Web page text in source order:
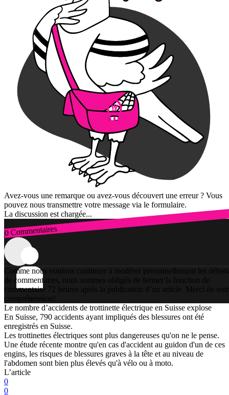
Avez-vous une remarque ou avez-vous découvert une erreur ? Vous
pouvez nous transmettre votre message via le formulaire.
La discussion est chargée...
0 Commentaires
Connexion
Comme nous voulons continuer à modérer personnellement les débats
de commentaires, nous sommes obligés de fermer la fonction de
commentaire 72 heures après la publication d’un article. Merci de
compréhension!
Le nombre d’accidents de trottinette électrique en Suisse explose
En Suisse, 790 accidents ayant impliqués des blessures ont été
enregistrés en Suisse.
Les trottinettes électriques sont plus dangereuses qu'on ne le pense.
Une étude récente montre qu'en cas d'accident au guidon d'un de ces
engins, les risques de blessures graves à la tête et au niveau de
l'abdomen sont bien plus élevés qu'à vélo ou à moto.
L’article
0
0